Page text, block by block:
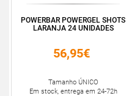
POWERBAR POWERGEL SHOTS
LARANJA 24 UNIDADES
56,95€
Tamanho ÚNICO
Em stock, entrega em 24-72h